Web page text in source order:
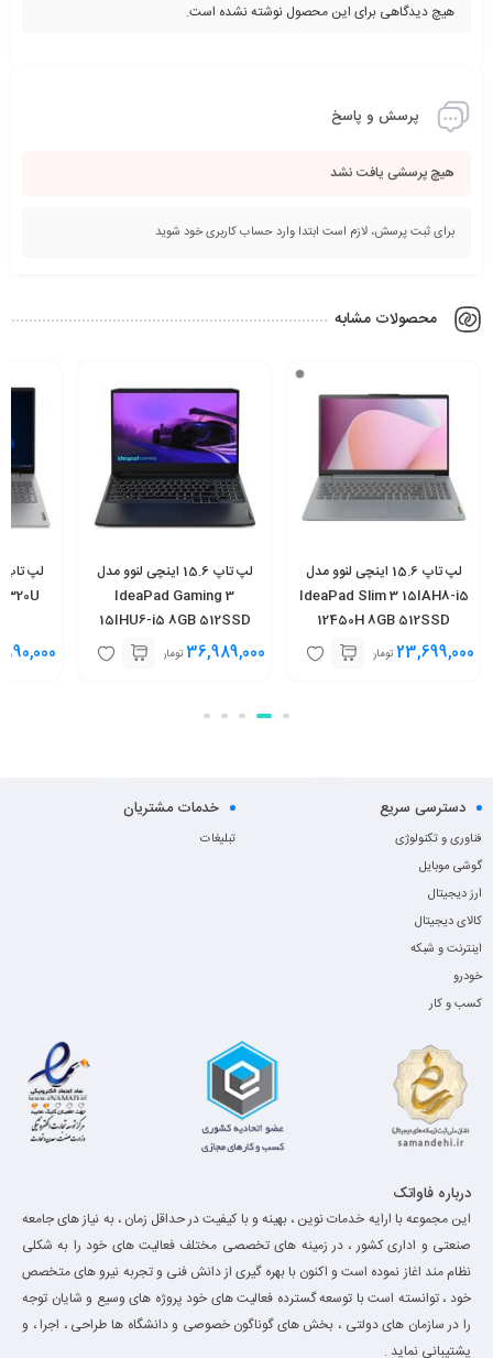
هیچ دیدگاهی برای این محصول نوشته نشده است.
پرسش و پاسخ
هیچ پرسشی یافت نشد
برای ثبت پرسش، لازم است ابتدا وارد حساب کاربری خود شوید
محصولات مشابه
لپ تاپ 15.6 اینچی لنوو مدل
IdeaPad Slim 3 15IAH8-i5
12450H 8GB 512SSD
23,699,000 تومان
لپ تاپ 15.6 اینچی لنوو مدل
IdeaPad Gaming 3
15IHU6-i5 8GB 512SSD
RTX205036,989,000 تومان
دسترسی سریع
فناوری و تکنولوژی
گوشی موبایل
ارز دیجیتال
کالای دیجیتال
اینترنت و شبکه
خودرو
کسب و کار
خدمات مشتریان
تبلیغات
درباره فاواتک
این مجموعه با ارایه خدمات نوین ، بهینه و با کیفیت در حداقل زمان ، به نیاز های جامعه
صنعتی و اداری کشور ، در زمینه های تخصصی مختلف فعالیت های خود را به شکلی
نظام مند اغاز نموده است و اکنون با بهره گیری از دانش فنی و تجربه نیرو های متخصص
خود ، توانسته است با توسعه گسترده فعالیت های خود پروژه های وسیع و شایان توجه
را در سازمان های دولتی ، بخش های گوناگون خصوصی و دانشگاه ها طراحی ، اجرا ، و
پشتیبانی نماید .